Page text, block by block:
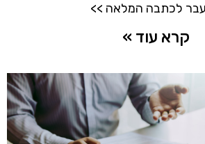
לכתבה המלאה >>
קרא עוד »